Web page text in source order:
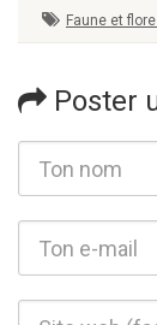
Faune et
Poster